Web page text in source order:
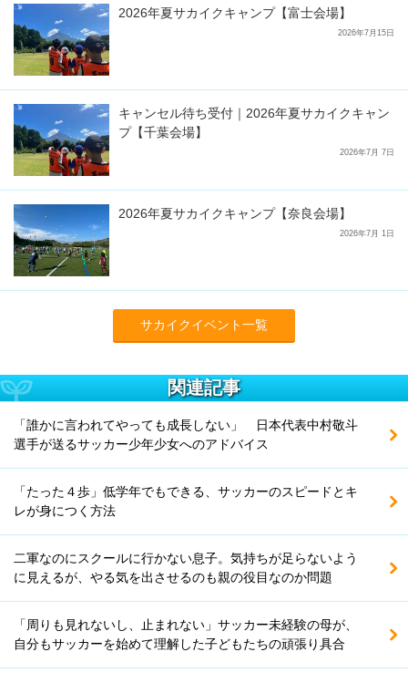
2026年夏サカイクキャンプ【富士会場】
2026年7月15日
キャンセル待ち受付｜2026年夏サカイクキャン
プ【千葉会場】
2026年7月 7日
2026年夏サカイクキャンプ【奈良会場】
2026年7月 1日
サカイクイベント一覧
関連記事
「誰かに言われてやっても成長しない」 日本代表中村敬斗
選手が送るサッカー少年少女へのアドバイス
「たった４歩」低学年でもできる、サッカーのスピードとキ
レが身につく方法
二軍なのにスクールに行かない息子。気持ちが足らないよう
に見えるが、やる気を出させるのも親の役目なのか問題
「周りも見れないし、止まれない」サッカー未経験の母が、
自分もサッカーを始めて理解した子どもたちの頑張り具合